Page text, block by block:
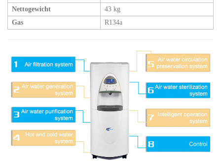
Nettogewicht
43 kg
Gas
R134a